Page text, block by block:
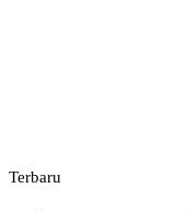
Terbaru